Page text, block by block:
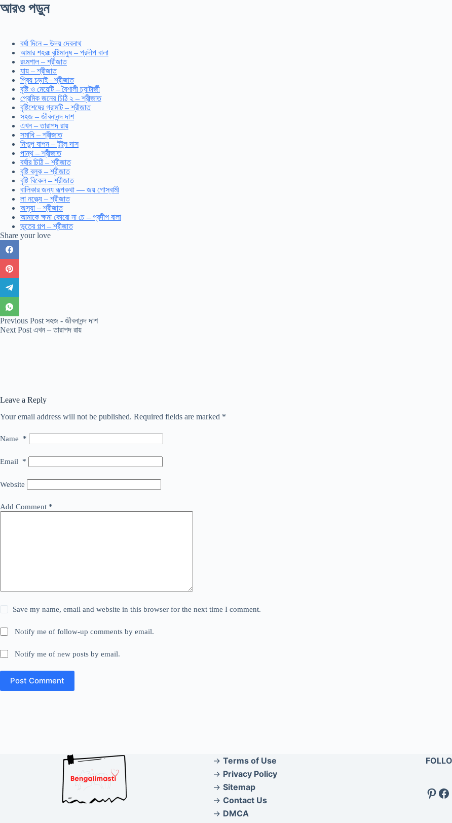
আরও পড়ুন
বর্ষা দিনে – উদয় দেবনাথ
আমার শহরঃ বৃষ্টিমানুষ – প্রদীপ বালা
রংমশাল – শ্রীজাত
যায় – শ্রীজাত
প্রিয় চড়াই– শ্রীজাত
বৃষ্টি ও মেয়েটি – বৈশালী চ্যাটার্জী
প্রেমিক জনের চিঠি ২ – শ্রীজাত
বৃষ্টিশেষের গ্রামটি – শ্রীজাত
সহজ – জীবনানন্দ দাশ
এখন – তারাপদ রায়
সমাধি – শ্রীজাত
নিশ্চুপ যাপন – টুটুল দাস
পান্থ – শ্রীজাত
বর্ষার চিঠি – শ্রীজাত
বৃষ্টি বলুক – শ্রীজাত
বৃষ্টি বিকেল – শ্রীজাত
বালিকার জন্য রূপকথা — জয় গোস্বামী
লা নত্ত্যে – শ্রীজাত
অসূয়া – শ্রীজাত
আমাকে ক্ষমা কোরো না চে – প্রদীপ বালা
ভূতের গল্প – শ্রীজাত
Share your love
Previous Post সহজ - জীবনানন্দ দাশ
Next Post এখন – তারাপদ রায়
Leave a Reply
Your email address will not be published. Required fields are marked *
Name *
Email *
Website
Add Comment *
Save my name, email and website in this browser for the next time I comment.
Notify me of follow-up comments by email.
Notify me of new posts by email.
Post Comment
→ Terms of Use
→ Privacy Policy
→ Sitemap
→ Contact Us
→ DMCA